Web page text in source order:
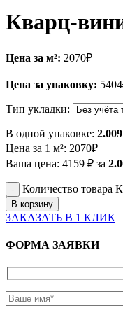
Кварц-
Цена за м²: 2070₽
Цена за упаковку: 5404
Тип укладки:
В одной упаковке: 2.009
Цена за 1 м²: 2070₽
Ваша цена: 4159 ₽ за
Количество
В корзину
ЗАКАЗАТЬ В 1 КЛИК
ФОРМА ЗАЯВКИ